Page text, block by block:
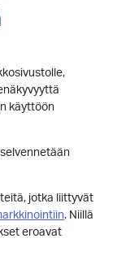
käyttöön
jotka liittyvät
. Niillä
eroavat